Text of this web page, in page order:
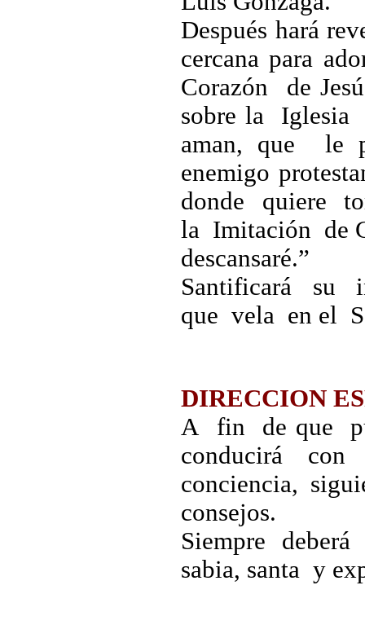
Después hará
cercana para
Corazón de
sobre la
aman, que le
enemigo
donde quiere
la Imitación de
descansaré.”
Santificará su
que vela en el
DIRECCION
A fin de que
conducirá con
conciencia,
consejos.
Siempre
sabia, santa y